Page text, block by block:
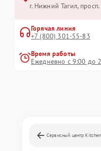
г. Нижний Тагил,
Горячая линия
+7 (800) 301-55-83
Время работы
Ежедневно с 9:00 до
Сервисный центр